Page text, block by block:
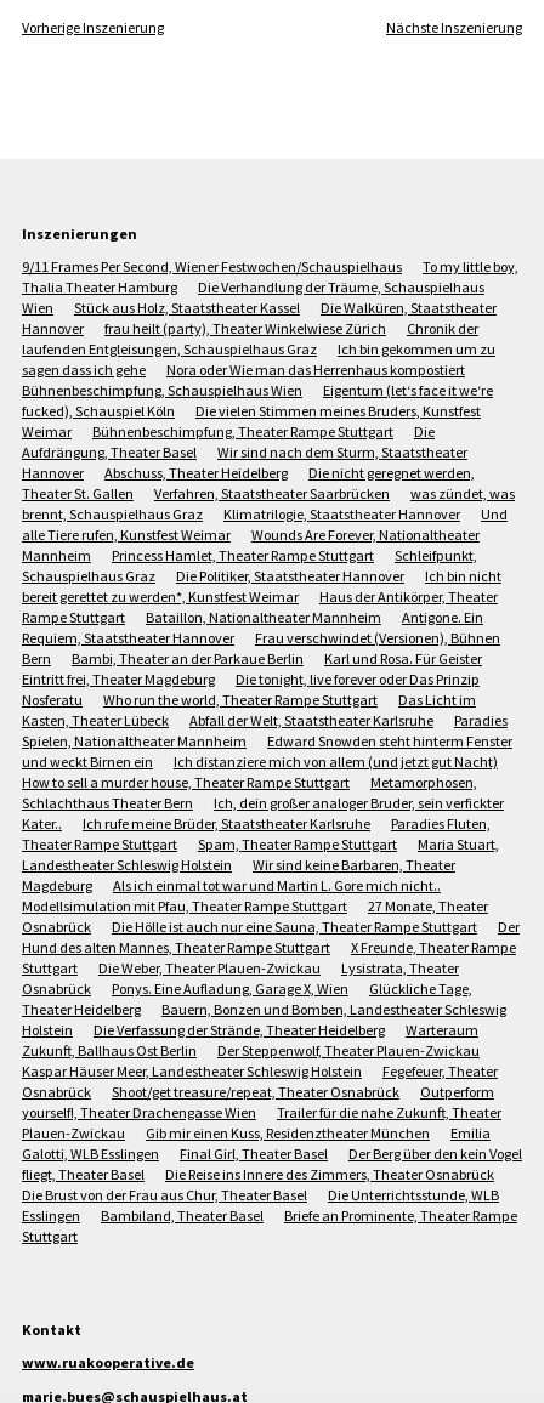
Vorherige Inszenierung Nächste Inszenierung
Inszenierungen
9/11 Frames Per Second, Wiener Festwochen/Schauspielhaus
To my little boy,
Thalia Theater Hamburg
Die Verhandlung der Träume, Schauspielhaus
Wien
Stück aus Holz, Staatstheater Kassel
Die Walküren, Staatstheater
Hannover
frau heilt (party), Theater Winkelwiese Zürich
Chronik der
laufenden Entgleisungen, Schauspielhaus Graz
Ich bin gekommen um zu
sagen dass ich gehe
Nora oder Wie man das Herrenhaus kompostiert
Bühnenbeschimpfung, Schauspielhaus Wien
Eigentum (let‘s face it we‘re
fucked), Schauspiel Köln
Die vielen Stimmen meines Bruders, Kunstfest
Weimar
Bühnenbeschimpfung, Theater Rampe Stuttgart
Die
Aufdrängung, Theater Basel
Wir sind nach dem Sturm, Staatstheater
Hannover
Abschuss, Theater Heidelberg
Die nicht geregnet werden,
Theater St. Gallen
Verfahren, Staatstheater Saarbrücken
was zündet, was
brennt, Schauspielhaus Graz
Klimatrilogie, Staatstheater Hannover
Und
alle Tiere rufen, Kunstfest Weimar
Wounds Are Forever, Nationaltheater
Mannheim
Princess Hamlet, Theater Rampe Stuttgart
Schleifpunkt,
Schauspielhaus Graz
Die Politiker, Staatstheater Hannover
Ich bin nicht
bereit gerettet zu werden*, Kunstfest Weimar
Haus der Antikörper, Theater
Rampe Stuttgart
Bataillon, Nationaltheater Mannheim
Antigone. Ein
Requiem, Staatstheater Hannover
Frau verschwindet (Versionen), Bühnen
Bern
Bambi, Theater an der Parkaue Berlin
Karl und Rosa. Für Geister
Eintritt frei, Theater Magdeburg
Die tonight, live forever oder Das Prinzip
Nosferatu
Who run the world, Theater Rampe Stuttgart
Das Licht im
Kasten, Theater Lübeck
Abfall der Welt, Staatstheater Karlsruhe
Paradies
Spielen, Nationaltheater Mannheim
Edward Snowden steht hinterm Fenster
und weckt Birnen ein
Ich distanziere mich von allem (und jetzt gut Nacht)
How to sell a murder house, Theater Rampe Stuttgart
Metamorphosen,
Schlachthaus Theater Bern
Ich, dein großer analoger Bruder, sein verfickter
Kater..
Ich rufe meine Brüder, Staatstheater Karlsruhe
Paradies Fluten,
Theater Rampe Stuttgart
Spam, Theater Rampe Stuttgart
Maria Stuart,
Landestheater Schleswig Holstein
Wir sind keine Barbaren, Theater
Magdeburg
Als ich einmal tot war und Martin L. Gore mich nicht..
Modellsimulation mit Pfau, Theater Rampe Stuttgart
27 Monate, Theater
Osnabrück
Die Hölle ist auch nur eine Sauna, Theater Rampe Stuttgart
Der
Hund des alten Mannes, Theater Rampe Stuttgart
X Freunde, Theater Rampe
Stuttgart
Die Weber, Theater Plauen-Zwickau
Lysistrata, Theater
Osnabrück
Ponys. Eine Aufladung, Garage X, Wien
Glückliche Tage,
Theater Heidelberg
Bauern, Bonzen und Bomben, Landestheater Schleswig
Holstein
Die Verfassung der Strände, Theater Heidelberg
Warteraum
Zukunft, Ballhaus Ost Berlin
Der Steppenwolf, Theater Plauen-Zwickau
Kaspar Häuser Meer, Landestheater Schleswig Holstein
Fegefeuer, Theater
Osnabrück
Shoot/get treasure/repeat, Theater Osnabrück
Outperform
yourself!, Theater Drachengasse Wien
Trailer für die nahe Zukunft, Theater
Plauen-Zwickau
Gib mir einen Kuss, Residenztheater München
Emilia
Galotti, WLB Esslingen
Final Girl, Theater Basel
Der Berg über den kein Vogel
fliegt, Theater Basel
Die Reise ins Innere des Zimmers, Theater Osnabrück
Die Brust von der Frau aus Chur, Theater Basel
Die Unterrichtsstunde, WLB
Esslingen
Bambiland, Theater Basel
Briefe an Prominente, Theater Rampe
Stuttgart
Kontakt
www.ruakooperative.de
marie.bues@schauspielhaus.at